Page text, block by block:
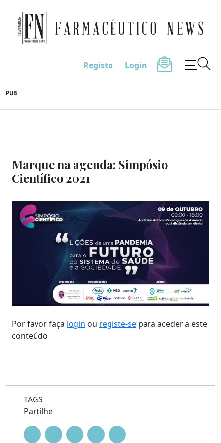
to
content
Farmacêutico News
Registo Login
PUB
Marque na agenda: Simpósio
Científico 2021
Por favor faça login ou registe-se para aceder a este
conteúdo
TAGS
Partilhe